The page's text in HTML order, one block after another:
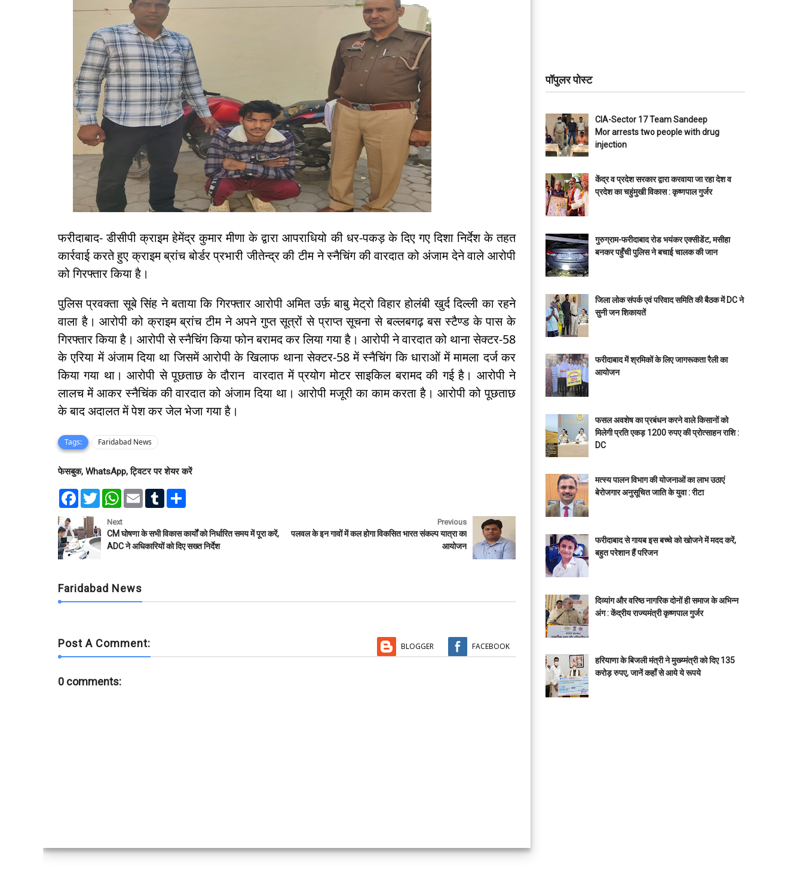
फरीदाबाद- डीसीपी क्राइम हेमेंद्र कुमार मीणा के द्वारा आपराधियो की धर-पकड़ के दिए गए दिशा निर्देश के तहत
कार्रवाई करते हुए क्राइम ब्रांच बोर्डर प्रभारी जीतेन्द्र की टीम ने स्नैचिंग की वारदात को अंजाम देने वाले आरोपी
को गिरफ्तार किया है।
पुलिस प्रवक्ता सूबे सिंह ने बताया कि गिरफ्तार आरोपी अमित उर्फ़ बाबु मेट्रो विहार होलंबी खुर्द दिल्ली का रहने
वाला है। आरोपी को क्राइम ब्रांच टीम ने अपने गुप्त सूत्रों से प्राप्त सूचना से बल्लबगढ़ बस स्टैण्ड के पास के
गिरफ्तार किया है। आरोपी से स्नैचिंग किया फोन बरामद कर लिया गया है। आरोपी ने वारदात को थाना सेक्टर-58
के एरिया में अंजाम दिया था जिसमें आरोपी के खिलाफ थाना सेक्टर-58 में स्नैचिंग कि धाराओं में मामला दर्ज कर
किया गया था। आरोपी से पूछताछ के दौरान वारदात में प्रयोग मोटर साइकिल बरामद की गई है। आरोपी ने
लालच में आकर स्नैचिंक की वारदात को अंजाम दिया था। आरोपी मजूरी का काम करता है। आरोपी को पूछताछ
के बाद अदालत में पेश कर जेल भेजा गया है।
Tags: Faridabad News
फेसबुक, WhatsApp, ट्विटर पर शेयर करें
F
b
o
o
k
T
w
t
e
r
W
t
s
A
p
E
l
T
l
r
e
Next
CM घोषणा के सभी विकास कार्यों को निर्धारित समय में पूरा करें,
ADC ने अधिकारियों को दिए सख्त निर्देश
Previous
पलवल के इन गावों में कल होगा विकसित भारत संकल्प यात्रा का
आयोजन
Faridabad News
Post A Comment: BLOGGER FACEBOOK
0 comments:
पॉपुलर पोस्ट
CIA-Sector 17 Team Sandeep
Mor arrests two people with drug
injection
केंद्र व प्रदेश सरकार द्वारा करवाया जा रहा देश व
प्रदेश का चहुंमुखी विकास : कृष्णपाल गुर्जर
गुरुग्राम-फरीदाबाद रोड भयंकर एक्सीडेंट, मसीहा
बनकर पहुँची पुलिस ने बचाई चालक की जान
जिला लोक संपर्क एवं परिवाद समिति की बैठक में DC ने
सुनी जन शिकायतें
फरीदाबाद में श्रमिकों के लिए जागरूकता रैली का
आयोजन
फसल अवशेष का प्रबंधन करने वाले किसानों को
मिलेगी प्रति एकड़ 1200 रुपए की प्रोत्साहन राशि :
DC
मत्स्य पालन विभाग की योजनाओं का लाभ उठाएं
बेरोजगार अनुसूचित जाति के युवा : रीटा
फरीदाबाद से गायब इस बच्चे को खोजने में मदद करें,
बहुत परेशान हैं परिजन
दिव्यांग और वरिष्ठ नागरिक दोनों ही समाज के अभिन्न
अंग : केंद्रीय राज्यमंत्री कृष्णपाल गुर्जर
हरियाणा के बिजली मंत्री ने मुख्य्मंत्री को दिए 135
करोड़ रुपए, जानें कहाँ से आये ये रूपये